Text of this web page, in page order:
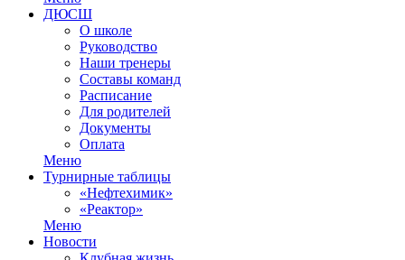
ДЮСШ
О школе
Руководство
Наши тренеры
Составы команд
Расписание
Для родителей
Документы
Оплата
Меню
Турнирные таблицы
«Нефтехимик»
«Реактор»
Меню
Новости